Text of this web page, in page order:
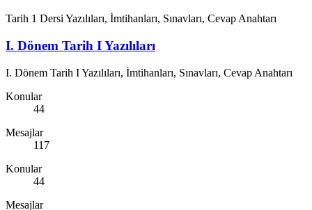
Tarih 1 Dersi Yazılıları, İmtihanları, Sınavları, Cevap Anahtarı
I. Dönem Tarih I Yazılıları
I. Dönem Tarih I Yazılıları, İmtihanları, Sınavları, Cevap Anahtarı
Konular
44
Mesajlar
117
Konular
44
Mesajlar